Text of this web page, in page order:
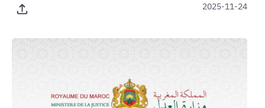
2025-11-24